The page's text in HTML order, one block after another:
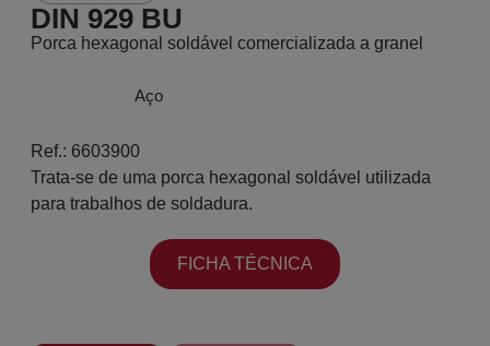
DIN 929 BU
Porca hexagonal soldável comercializada a granel
Aço
Ref.: 6603900
Trata-se de uma porca hexagonal soldável utilizada
para trabalhos de soldadura.
FICHA TÉCNICA